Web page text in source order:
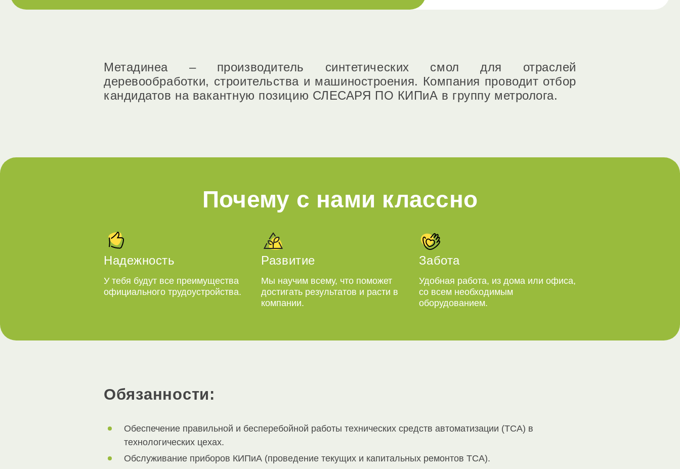
Метадинеа – производитель синтетических смол для отраслей
деревообработки, строительства и машиностроения. Компания проводит отбор
кандидатов на вакантную позицию СЛЕСАРЯ ПО КИПиА в группу метролога.
Почему с нами классно
Надежность
У тебя будут все преимущества
официального трудоустройства.
Развитие
Мы научим всему, что поможет
достигать результатов и расти в
компании.
Забота
Удобная работа, из дома или офиса,
со всем необходимым
оборудованием.
Обязанности:
Обеспечение правильной и бесперебойной работы технических средств автоматизации (ТСА) в
технологических цехах.
Обслуживание приборов КИПиА (проведение текущих и капитальных ремонтов ТСА).